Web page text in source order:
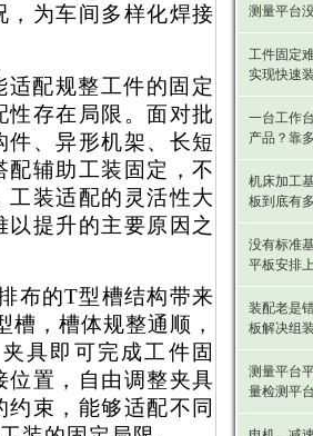
，为车间多样化焊接
配规整工件的固定
存在局限。面对批
、异形机架、长短
辅助工装固定，不
装适配的灵活性大
提升的主要原因之
布的T型槽结构带来
，槽体规整通顺，
具即可完成工件固
位置，自由调整夹具
束，能够适配不同
测量平台
工件固定
实现快速
一台工作
产品？靠
机床加工
板到底有
没有标准
平板安排上
装配老是
板解决组
测量平台
量检测平